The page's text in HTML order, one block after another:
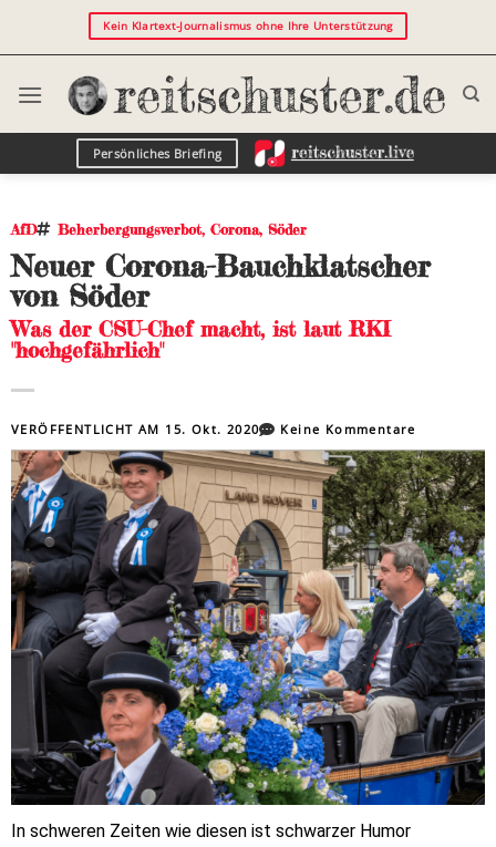
Kein Klartext-Journalismus ohne Ihre Unterstützung
Persönliches Briefing
AfD Beherbergungsverbot, Corona, Söder
Neuer Corona-Bauchklatscher
von Söder
Was der CSU-Chef macht, ist laut RKI
"hochgefährlich"
VERÖFFENTLICHT AM 15. Okt. 2020 Keine Kommentare
In schweren Zeiten wie diesen ist schwarzer Humor